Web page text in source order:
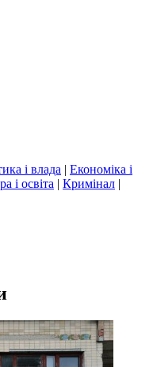
і влада | Економіка і
і освіта | Кримінал |